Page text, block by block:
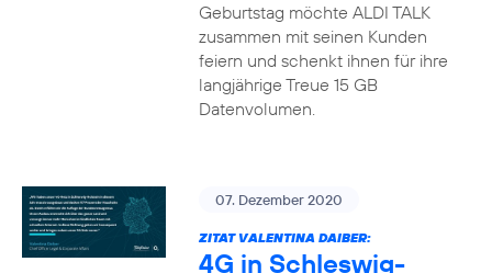
Geburtstag möchte ALDI TALK
zusammen mit seinen Kunden
feiern und schenkt ihnen für ihre
langjährige Treue 15 GB
Datenvolumen.
07. Dezember 2020
ZITAT VALENTINA DAIBER:
4G in Schleswig-